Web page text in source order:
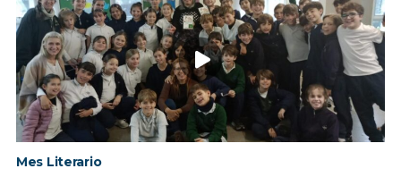
Mes Literario